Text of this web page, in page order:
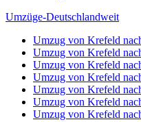
Umzüge-Deutschlandweit
Umzug von Krefeld
Umzug von Krefeld
Umzug von Krefeld
Umzug von Krefeld
Umzug von Krefeld
Umzug von Krefeld
Umzug von Krefeld